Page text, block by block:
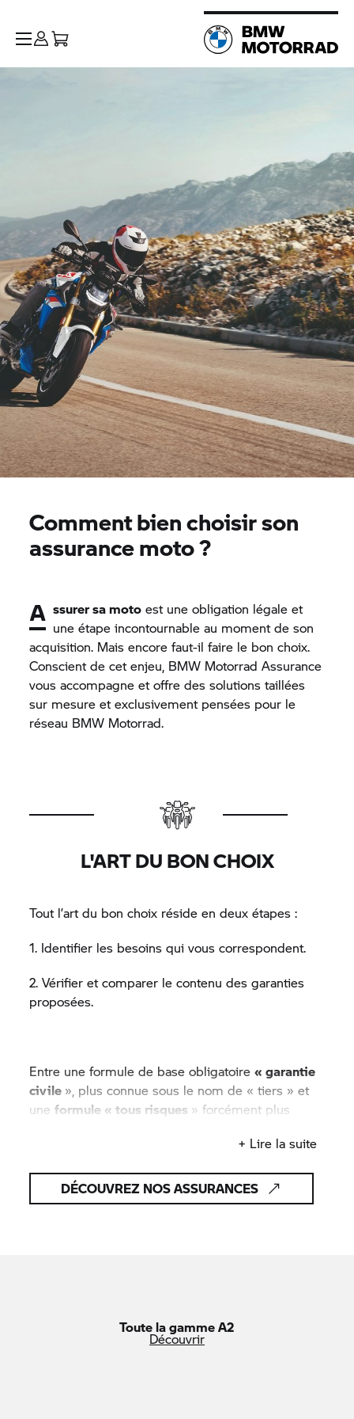
Comment bien choisir son
assurance moto ?
A ssurer sa moto est une obligation légale et
une étape incontournable au moment de son
acquisition. Mais encore faut-il faire le bon choix.
Conscient de cet enjeu, BMW Motorrad Assurance
vous accompagne et offre des solutions taillées
sur mesure et exclusivement pensées pour le
réseau BMW Motorrad.
L'ART DU BON CHOIX
Tout l’art du bon choix réside en deux étapes :
1. Identifier les besoins qui vous correspondent.
2. Vérifier et comparer le contenu des garanties
proposées.
Entre une formule de base obligatoire« garantie
civile », plus connue sous le nom de « tiers » et
uneformule « tous risques » forcément plus
protectrice. Toutefois, c’est le rapport entrele coût
se prémunir.
+ Lire la suite
DÉCOUVREZ NOS ASSURANCES
Toute la gamme A2
Découvrir